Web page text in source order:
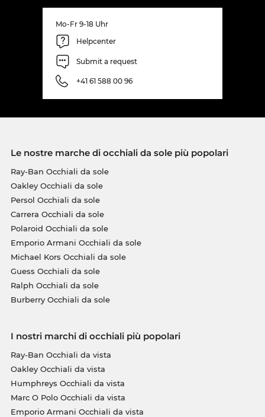
Mo-Fr 9-18 Uhr
Helpcenter
Submit a request
+41 61 588 00 96
Le nostre marche di occhiali da sole più popolari
Ray-Ban Occhiali da sole
Oakley Occhiali da sole
Persol Occhiali da sole
Carrera Occhiali da sole
Polaroid Occhiali da sole
Emporio Armani Occhiali da sole
Michael Kors Occhiali da sole
Guess Occhiali da sole
Ralph Occhiali da sole
Burberry Occhiali da sole
I nostri marchi di occhiali più popolari
Ray-Ban Occhiali da vista
Oakley Occhiali da vista
Humphreys Occhiali da vista
Marc O Polo Occhiali da vista
Emporio Armani Occhiali da vista